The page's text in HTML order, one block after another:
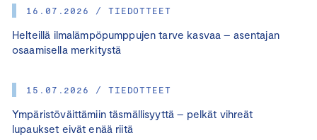
16.07.2026 / TIEDOTTEET
Helteillä ilmalämpöpumppujen tarve kasvaa – asentajan
osaamisella merkitystä
15.07.2026 / TIEDOTTEET
Ympäristöväittämiin täsmällisyyttä – pelkät vihreät
lupaukset eivät enää riitä